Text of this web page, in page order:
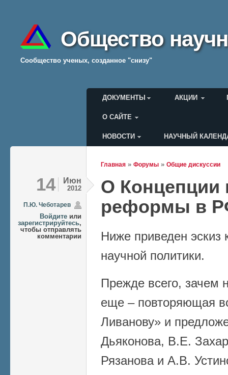
Общество
Cообщество ученых, созданное "снизу"
Главное меню
ДОКУМЕНТЫ АКЦИИ
О САЙТЕ
Меню пользователя
НОВОСТИ НАУЧНЫЙ
Главная » Форумы » Общие дискуссии
14 Июн
2012
П.Ю. Чеботарев
Войдите или
зарегистрируйтесь,
чтобы отправлять
комментарии
О Концепции
реформы в
Ниже приведен
научной политики.
Прежде всего, зачем
еще – повторяющая
Ливанову» и
Дьяконова, В.Е.
Рязанова и А.В.